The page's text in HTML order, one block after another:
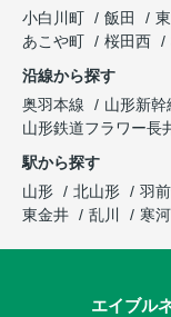
小白川町
飯田
あこや町
桜田西
沿線から探す
奥羽本線
山形新幹
山形鉄道フラワー長
駅から探す
山形
北山形 羽
東金井
乱川 寒
エイブル